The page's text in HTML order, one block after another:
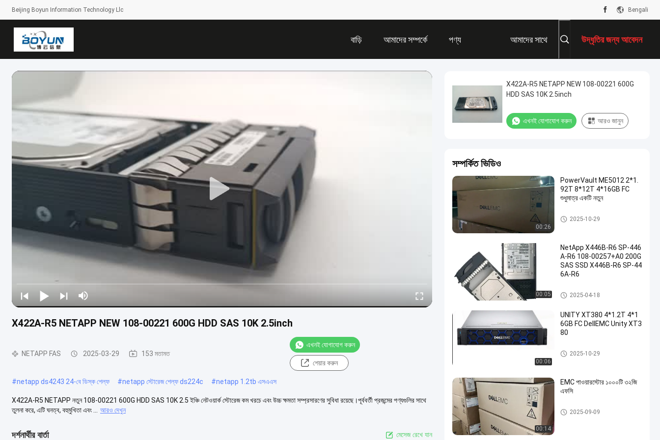
Beijing Boyun Information Technology Llc Bengali
বাড়ি আমাদের সম্পর্কে পণ্য আমাদের সাথে
যোগাযোগ করুন
উদ্ধৃতির জন্য আবেদন
X422A-R5 NETAPP NEW 108-00221 600G HDD SAS 10K 2.5inch
NETAPP FAS 2025-03-29 153 মতামত
এখনই যোগাযোগ করুন
শেয়ার করুন
#netapp ds4243 24-বে ডিস্ক শেল্ফ #netapp স্টোরেজ শেল্ফ ds224c #netapp 1.2tb এসএএস
X422A-R5 NETAPP নতুন 108-00221 600G HDD SAS 10K 2.5 ইঞ্চি নেটওয়ার্ক স্টোরেজ কম খরচে এবং উচ্চ ক্ষমতা সম্প্রসারণের সুবিধা রয়েছে।পূর্ববর্তী প্রজন্মের পণ্যগুলির সাথে
তুলনা করে, এটি ঘনত্ব, বহুমুখিতা এবং ...
আরও দেখুন
দর্শনার্থীর বার্তা মেসেজ রেখে যান
X422A-R5 NETAPP NEW 108-00221 600G
HDD SAS 10K 2.5inch
এখনই যোগাযোগ করুন আরও জানুন
সম্পর্কিত ভিডিও
00:26
PowerVault ME5012 2*1.
92T 8*12T 4*16GB FC
শুধুমাত্র একটি নতুন
ডেল ইএমসি ইউনিটি স্টোরেজ
2025-10-29
00:05
NetApp X446B-R6 SP-446
A-R6 108-00257+A0 200G
SAS SSD X446B-R6 SP-44
6A-R6
NETAPP FAS
2025-04-18
00:06
UNITY XT380 4*1.2T 4*1
6GB FC DellEMC Unity XT3
80
ডেল ইএমসি ইউনিটি স্টোরেজ
2025-10-29
00:14
EMC পাওয়ারস্টোর ১০০০টি ৩২জি
এফসি
ডেল ইএমসি ইউনিটি স্টোরেজ
2025-09-09